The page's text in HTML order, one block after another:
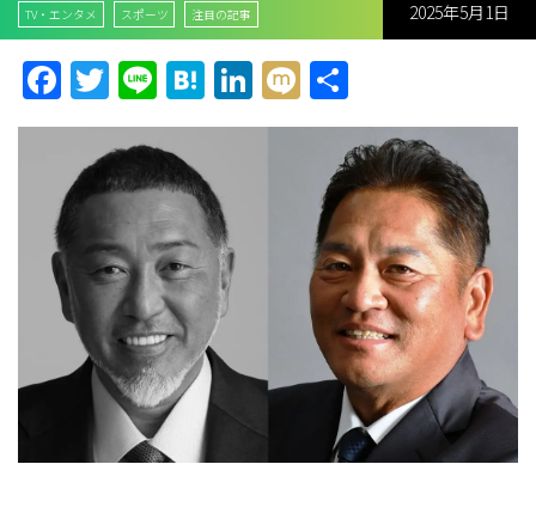
ン
TV・エンタメ スポーツ 注目の記事 2025年5月1日
Facebook
Twitter
LineHatena
LinkedIn
Mixi
有